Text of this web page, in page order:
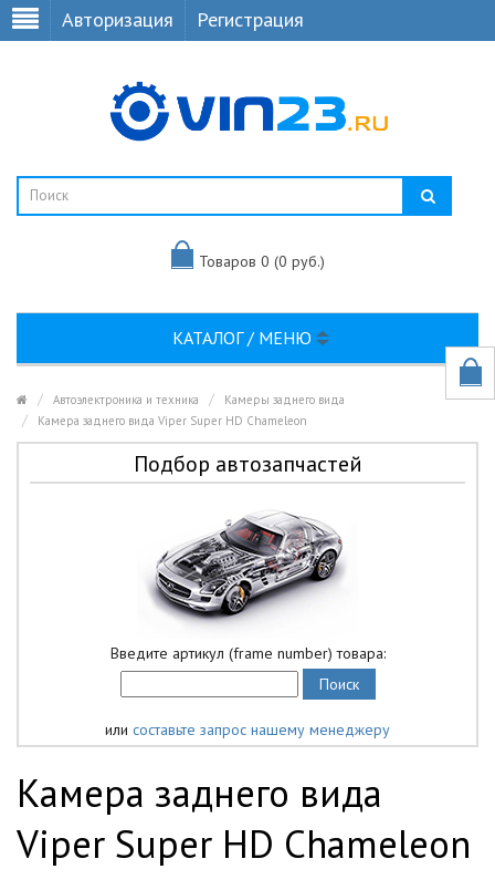
Авторизация Регистрация
Товаров 0 (0 руб.)
КАТАЛОГ / МЕНЮ
Автоэлектроника и техника
Камеры заднего вида
Камера заднего вида Viper Super HD Chameleon
Подбор автозапчастей
Введите артикул (frame number) товара:
или составьте запрос нашему менеджеру
Камера заднего вида
Viper Super HD Chameleon